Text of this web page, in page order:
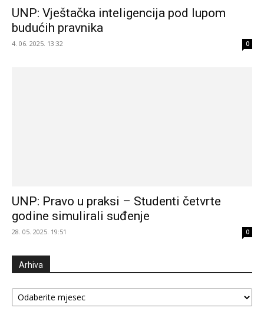
UNP: Vještačka inteligencija pod lupom
budućih pravnika
4. 06. 2025. 13:32 0
UNP: Pravo u praksi – Studenti četvrte
godine simulirali suđenje
28. 05. 2025. 19:51 0
Arhiva
Arhiva